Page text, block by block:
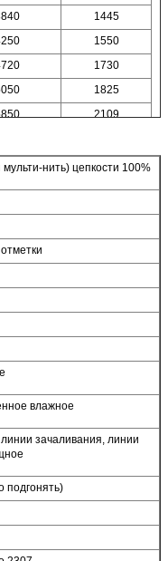
1445
1550
1730
1825
2109
нить) цепкости 100%
влажное
зачаливания, линии
подгонять)